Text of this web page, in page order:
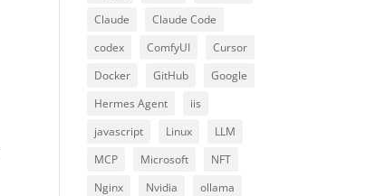
Claude
Claude Code
codex
ComfyUI
Cursor
Docker
GitHub
Google
Hermes Agent
iis
javascript
Linux
LLM
MCP
Microsoft
NFT
Nginx
Nvidia
ollama